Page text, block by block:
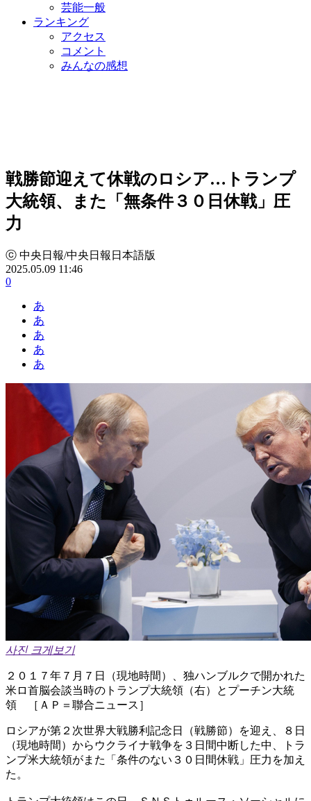
芸能一般
ランキング
アクセス
コメント
みんなの感想
戦勝節迎えて休戦のロシア…トランプ
大統領、また「無条件３０日休戦」圧
力
ⓒ 中央日報/中央日報日本語版
2025.05.09 11:46
0
あ
あ
あ
あ
あ
사진 크게보기
２０１７年７月７日（現地時間）、独ハンブルクで開かれた
米ロ首脳会談当時のトランプ大統領（右）とプーチン大統
領 ［ＡＰ＝聯合ニュース］
ロシアが第２次世界大戦勝利記念日（戦勝節）を迎え、８日
（現地時間）からウクライナ戦争を３日間中断した中、トラ
ンプ米大統領がまた「条件のない３０日間休戦」圧力を加え
た。